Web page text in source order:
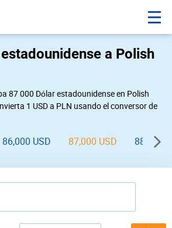
a Polish
87 000 Dólar estadounidense en Polish
1 USD a PLN usando el conversor de
86,000 USD 87,000 USD 88,000